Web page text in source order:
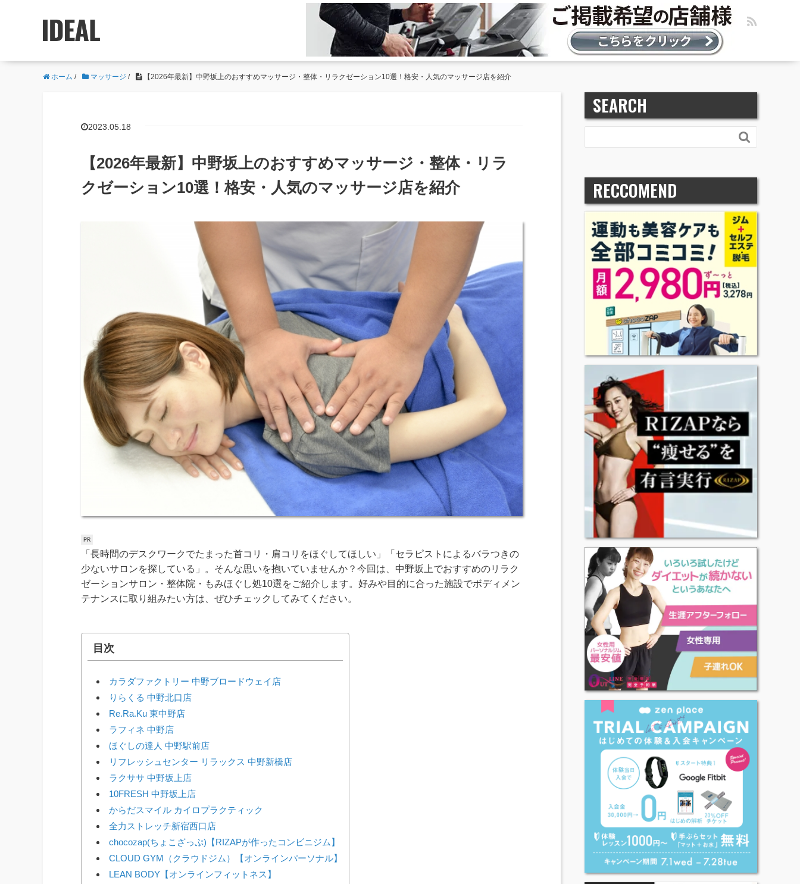
ホーム / マッサージ / 【2026年最新】中野坂上のおすすめマッサージ・整体・リラクゼーション10選！格安・人気のマッサージ店を紹介
2023.05.18
【2026年最新】中野坂上のおすすめマッサージ・整体・リラ
クゼーション10選！格安・人気のマッサージ店を紹介
「長時間のデスクワークでたまった首コリ・肩コリをほぐしてほしい」「セラピストによるバラつきの
少ないサロンを探している」。そんな思いを抱いていませんか？今回は、中野坂上でおすすめのリラク
ゼーションサロン・整体院・もみほぐし処10選をご紹介します。好みや目的に合った施設でボディメン
テナンスに取り組みたい方は、ぜひチェックしてみてください。
目次
カラダファクトリー 中野ブロードウェイ店
りらくる 中野北口店
Re.Ra.Ku 東中野店
ラフィネ 中野店
ほぐしの達人 中野駅前店
リフレッシュセンター リラックス 中野新橋店
ラクササ 中野坂上店
10FRESH 中野坂上店
からだスマイル カイロプラクティック
全力ストレッチ新宿西口店
chocozap(ちょこざっぷ)【RIZAPが作ったコンビニジム】
CLOUD GYM（クラウドジム）【オンラインパーソナル】
LEAN BODY【オンラインフィットネス】
SEARCH

RECCOMEND